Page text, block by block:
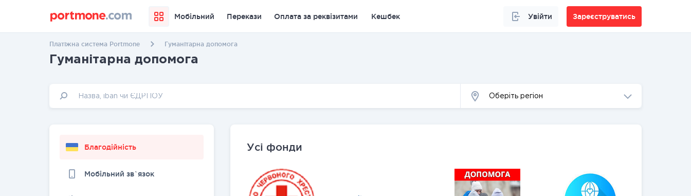
Мобільний Перекази Оплата за реквізитами Кешбек Увійти Зареєструватись
Платіжна система Portmone Гуманітарна допомога
Гуманітарна допомога
Оберіть регіон
Благодійність
Мобільний зв`язок
Усі фонди